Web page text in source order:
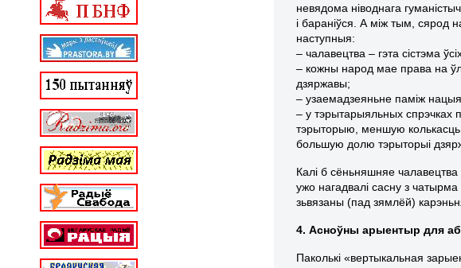
невядома ніводнага
і бараніўся. А між тым, сярод
наступныя:
– чалавецтва – гэта сістэма
– кожны народ мае права на
дзяржавы;
– узаемадзеяньне паміж
– у тэрытарыяльных спрэчках
тэрыторыю, меншую колькасць
большую долю тэрыторыі
Калі б сёньняшняе
ужо нагадвалі сасну з
зьвязаны (пад зямлёй)
4. Асноўны арыентыр для
Паколькі «вертыкальная